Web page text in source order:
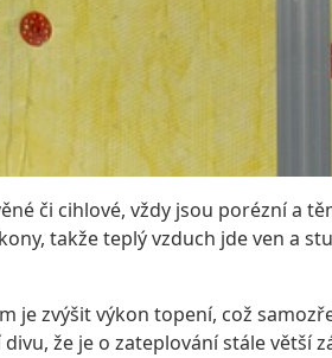
či cihlové, vždy jsou porézní a
takže teplý vzduch jde ven a
je zvýšit výkon topení, což
že je o zateplování stále větší